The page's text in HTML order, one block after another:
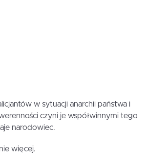
w sytuacji anarchii państwa i
czyni je współwinnymi tego
narodowiec.
więcej.